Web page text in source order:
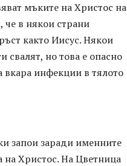
мъките на Христос на
че в някои страни
както Иисус. Някои
свалят, но това е опасно
инфекции в тялото
запои заради именните
на Христос. На Цветница